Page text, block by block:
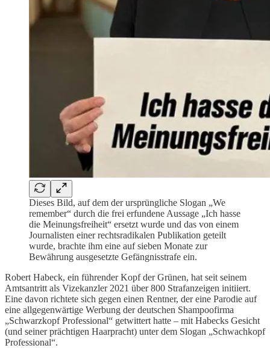
Dieses Bild, auf dem der ursprüngliche Slogan „We
remember“ durch die frei erfundene Aussage „Ich hasse
die Meinungsfreiheit“ ersetzt wurde und das von einem
Journalisten einer rechtsradikalen Publikation geteilt
wurde, brachte ihm eine auf sieben Monate zur
Bewährung ausgesetzte Gefängnisstrafe ein.
Robert Habeck, ein führender Kopf der Grünen, hat seit seinem
Amtsantritt als Vizekanzler 2021 über 800 Strafanzeigen initiiert.
Eine davon richtete sich gegen einen Rentner, der eine Parodie auf
eine allgegenwärtige Werbung der deutschen Shampoofirma
„Schwarzkopf Professional“ getwittert hatte – mit Habecks Gesicht
(und seiner prächtigen Haarpracht) unter dem Slogan „Schwachkopf
Professional“.